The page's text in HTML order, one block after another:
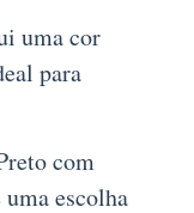
uma cor
para
com
escolha